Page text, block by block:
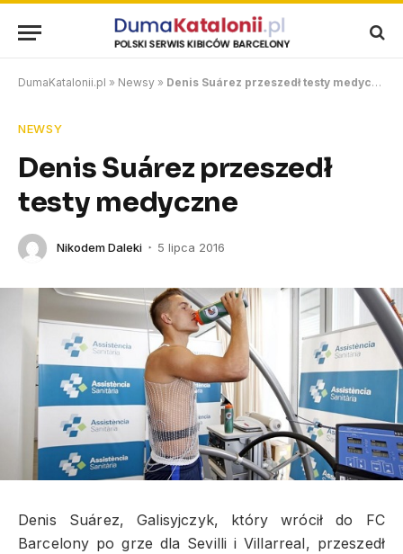
DumaKatalonii.pl » Newsy » Denis Suárez przeszedł testy medyczne
NEWSY
Denis Suárez przeszedł
testy medyczne
Nikodem Daleki 5 lipca 2016
Denis Suárez, Galisyjczyk, który wrócił do FC
Barcelony po grze dla Sevilli i Villarreal, przeszedł